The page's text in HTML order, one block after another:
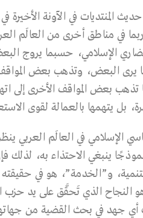
المنتديات في الآونة
في مناطق أخرى من العالَم
الإسلامي، حسبما يروج
يرى البعض، وتذهب بعض
تذهب بعض المواقف الأخرى إلى
بل يتهمها بالعمالة لقوى
الإسلامي في العالَم العربي
نموذجًا ينبغي الاحتذاء به، لذلك
و”الخدمة”، هو في حقيقته
النجاح الذي تَحقَّق على يد حزب
جهد في بحث القضية من جهاتها